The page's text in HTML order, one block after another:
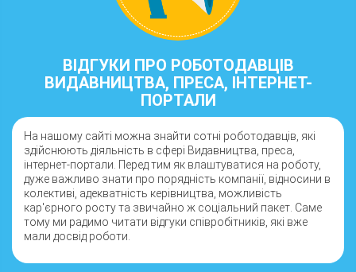
ВІДГУКИ ПРО РОБОТОДАВЦІВ
ВИДАВНИЦТВА, ПРЕСА, ІНТЕРНЕТ-
ПОРТАЛИ
На нашому сайті можна знайти сотні роботодавців, які
здійснюють діяльність в сфері Видавництва, преса,
інтернет-портали. Перед тим як влаштуватися на роботу,
дуже важливо знати про порядність компанії, відносини в
колективі, адекватність керівництва, можливість
кар'єрного росту та звичайно ж соціальний пакет. Саме
тому ми радимо читати відгуки співробітників, які вже
мали досвід роботи.